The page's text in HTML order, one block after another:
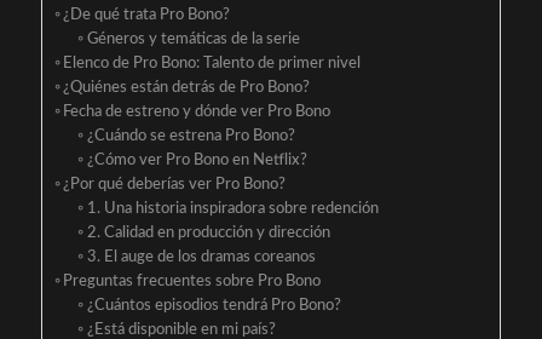
¿De qué trata Pro Bono?
Géneros y temáticas de la serie
Elenco de Pro Bono: Talento de primer nivel
¿Quiénes están detrás de Pro Bono?
Fecha de estreno y dónde ver Pro Bono
¿Cuándo se estrena Pro Bono?
¿Cómo ver Pro Bono en Netflix?
¿Por qué deberías ver Pro Bono?
1. Una historia inspiradora sobre redención
2. Calidad en producción y dirección
3. El auge de los dramas coreanos
Preguntas frecuentes sobre Pro Bono
¿Cuántos episodios tendrá Pro Bono?
¿Está disponible en mi país?